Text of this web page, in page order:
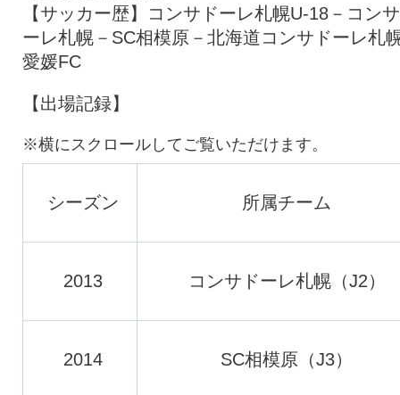
【サッカー歴】コンサドーレ札幌U-18－コン
ーレ札幌－SC相模原－北海道コンサドーレ札
愛媛FC
【出場記録】
シーズン 所属チーム
2013 コンサドーレ札幌（J2）
2014 SC相模原（J3）